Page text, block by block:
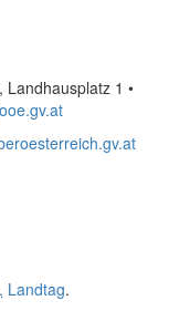
1 •
Landtag.